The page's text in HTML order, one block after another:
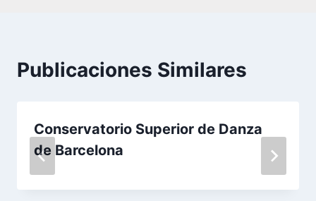
Publicaciones Similares
Conservatorio Superior de Danza
de Barcelona